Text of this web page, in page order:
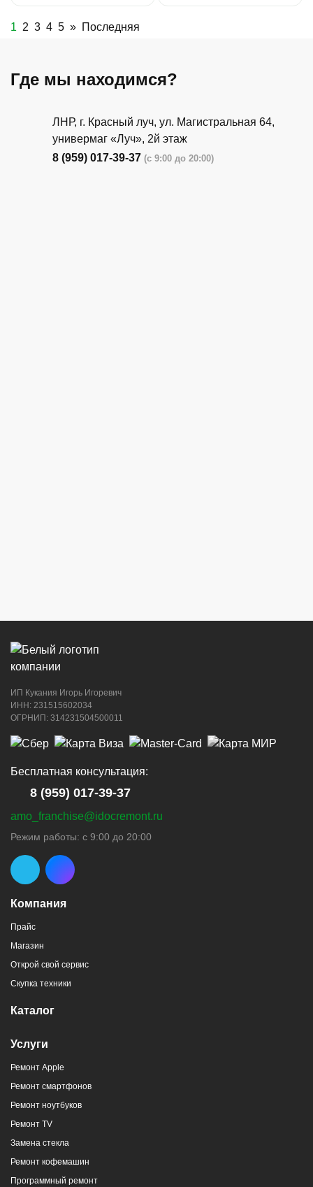
1 2 3 4 5 » Последняя
Где мы находимся?
ЛНР, г. Красный луч, ул. Магистральная 64,
универмаг «Луч», 2й этаж
8 (959) 017-39-37 (с 9:00 до 20:00)
ИП Кукания Игорь Игоревич
ИНН: 231515602034
ОГРНИП: 314231504500011
Компания
Прайс
Магазин
Открой свой сервис
Скупка техники
Каталог
Услуги
Ремонт Apple
Ремонт смартфонов
Ремонт ноутбуков
Ремонт TV
Замена стекла
Ремонт кофемашин
Программный ремонт
Бесплатная консультация:
8 (959) 017-39-37
amo_franchise@idocremont.ru
Режим работы: с 9:00 до 20:00